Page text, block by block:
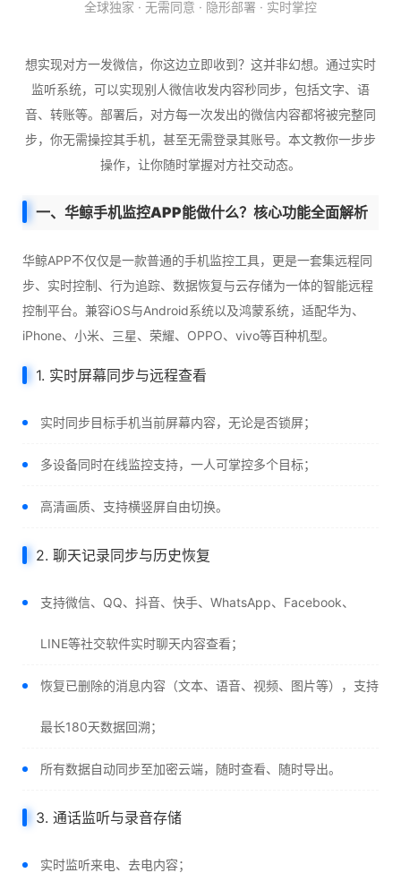
全球独家 · 无需同意 · 隐形部署 · 实时掌控
想实现对方一发微信，你这边立即收到？这并非幻想。通过实时
监听系统，可以实现别人微信收发内容秒同步，包括文字、语
音、转账等。部署后，对方每一次发出的微信内容都将被完整同
步，你无需操控其手机，甚至无需登录其账号。本文教你一步步
操作，让你随时掌握对方社交动态。
一、华鲸手机监控APP能做什么？核心功能全面解析
华鲸APP不仅仅是一款普通的手机监控工具，更是一套集远程同
步、实时控制、行为追踪、数据恢复与云存储为一体的智能远程
控制平台。兼容iOS与Android系统以及鸿蒙系统，适配华为、
iPhone、小米、三星、荣耀、OPPO、vivo等百种机型。
1. 实时屏幕同步与远程查看
实时同步目标手机当前屏幕内容，无论是否锁屏；
多设备同时在线监控支持，一人可掌控多个目标；
高清画质、支持横竖屏自由切换。
2. 聊天记录同步与历史恢复
支持微信、QQ、抖音、快手、WhatsApp、Facebook、
LINE等社交软件实时聊天内容查看；
恢复已删除的消息内容（文本、语音、视频、图片等），支持
最长180天数据回溯；
所有数据自动同步至加密云端，随时查看、随时导出。
3. 通话监听与录音存储
实时监听来电、去电内容；